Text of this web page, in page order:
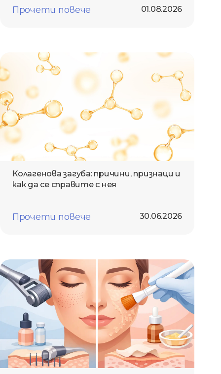
01.08.2026
Прочети повече
Колагенова загуба: причини, признаци и
как да се справите с нея
30.06.2026
Прочети повече